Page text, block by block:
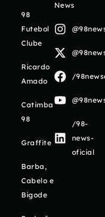
98
Futebol
Clube
Ricardo
Amado
Catimba
98
Graffite
Barba,
Cabelo e
Bigode
News
/
/98-
news-
oficial